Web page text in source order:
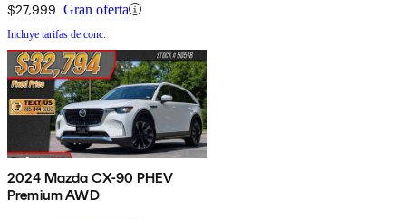
$27,999 Gran oferta
Incluye tarifas de conc.
2024 Mazda CX-90 PHEV
Premium AWD